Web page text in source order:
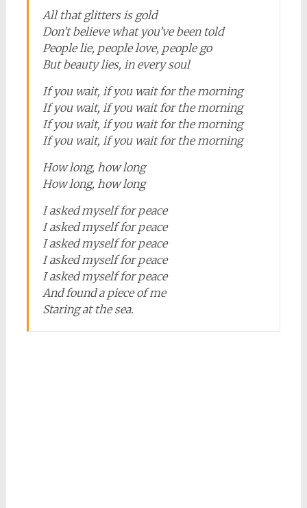
All that glitters is gold
Don’t believe what you’ve been told
People lie, people love, people go
But beauty lies, in every soul
If you wait, if you wait for the morning
If you wait, if you wait for the morning
If you wait, if you wait for the morning
If you wait, if you wait for the morning
How long, how long
How long, how long
I asked myself for peace
I asked myself for peace
I asked myself for peace
I asked myself for peace
I asked myself for peace
And found a piece of me
Staring at the sea.